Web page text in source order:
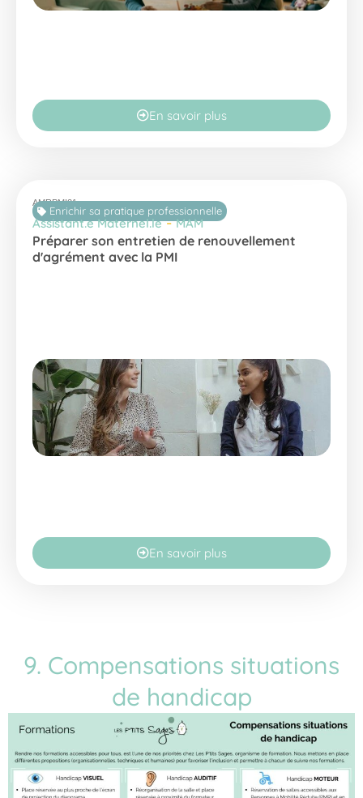
En savoir plus
AMRPMI21
Enrichir sa pratique professionnelle
Assistant.e Maternel.le-MAM
Préparer son entretien de renouvellement
d'agrément avec la PMI
En savoir plus
9. Compensations situations
de handicap